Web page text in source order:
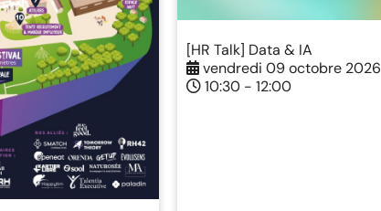
[HR Talk] Data & IA
vendredi 09 octobre 2026
10:30 - 12:00